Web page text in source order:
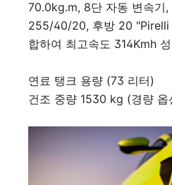
70.0kg.m, 8단 자동 변속기
255/40/20, 후방 20
합하여 최고속도 314Kmh
연료 탱크 용량 (73 리터)
건조 중량 1530 kg (경량 옵